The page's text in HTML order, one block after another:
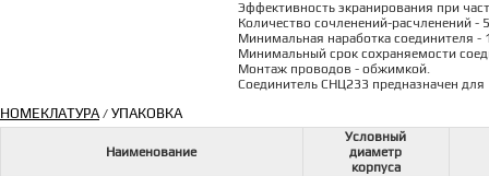
Эффективность экранирования при
Количество сочленений-расчленений -
Минимальная наработка соединителя -
Минимальный срок сохраняемости
Монтаж проводов - обжимкой.
Соединитель СНЦ233 предназначен
НОМЕКЛАТУРА/ УПАКОВКА
Наименование
Условный
диаметр
корпуса